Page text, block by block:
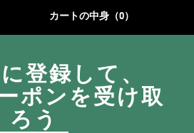
カートの中身（0）
に登録して、
ーポンを受け取
ろう